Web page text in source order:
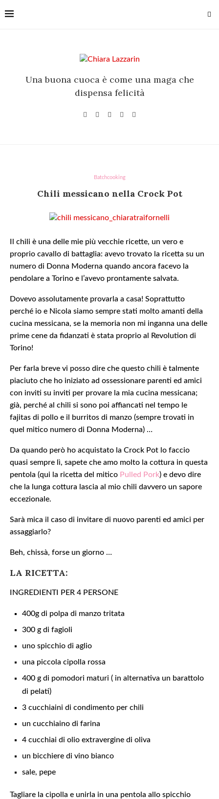
Una buona cuoca è come una maga che
dispensa felicità
Batchcooking
Chili messicano nella Crock Pot
Il chili è una delle mie più vecchie ricette, un vero e
proprio cavallo di battaglia: avevo trovato la ricetta su un
numero di Donna Moderna quando ancora facevo la
pendolare a Torino e l’avevo prontamente salvata.
Dovevo assolutamente provarla a casa! Soprattutto
perché io e Nicola siamo sempre stati molto amanti della
cucina messicana, se la memoria non mi inganna una delle
prime cene da fidanzati è stata proprio al Revolution di
Torino!
Per farla breve vi posso dire che questo chili è talmente
piaciuto che ho iniziato ad ossessionare parenti ed amici
con inviti su inviti per provare la mia cucina messicana;
già, perché al chili si sono poi affiancati nel tempo le
fajitas di pollo e il burritos di manzo (sempre trovati in
quel mitico numero di Donna Moderna) …
Da quando però ho acquistato la Crock Pot lo faccio
quasi sempre lì, sapete che amo molto la cottura in questa
pentola (qui la ricetta del mitico Pulled Pork) e devo dire
che la lunga cottura lascia al mio chili davvero un sapore
eccezionale.
Sarà mica il caso di invitare di nuovo parenti ed amici per
assaggiarlo?
Beh, chissà, forse un giorno …
LA RICETTA:
INGREDIENTI PER 4 PERSONE
400g di polpa di manzo tritata
300 g di fagioli
uno spicchio di aglio
una piccola cipolla rossa
400 g di pomodori maturi ( in alternativa un barattolo
di pelati)
3 cucchiaini di condimento per chili
un cucchiaino di farina
4 cucchiai di olio extravergine di oliva
un bicchiere di vino bianco
sale, pepe
Tagliare la cipolla e unirla in una pentola allo spicchio
public_html/wp-